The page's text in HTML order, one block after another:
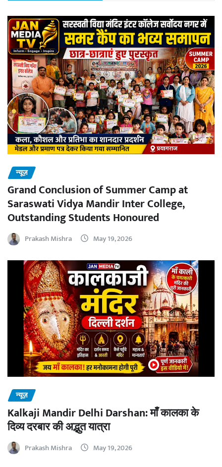
न्यूज़
Grand Conclusion of Summer Camp at
Saraswati Vidya Mandir Inter College,
Outstanding Students Honoured
Prakash Mishra May 19, 2026
न्यूज़
Kalkaji Mandir Delhi Darshan: माँ कालका के
दिव्य दरबार की अद्भुत यात्रा
Prakash Mishra May 19, 2026